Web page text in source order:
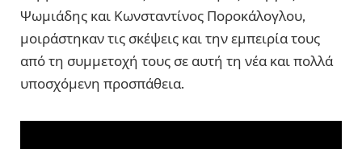
Ψωμιάδης και Κωνσταντίνος Ποροκάλογλου,
μοιράστηκαν τις σκέψεις και την εμπειρία τους
από τη συμμετοχή τους σε αυτή τη νέα και πολλά
υποσχόμενη προσπάθεια.